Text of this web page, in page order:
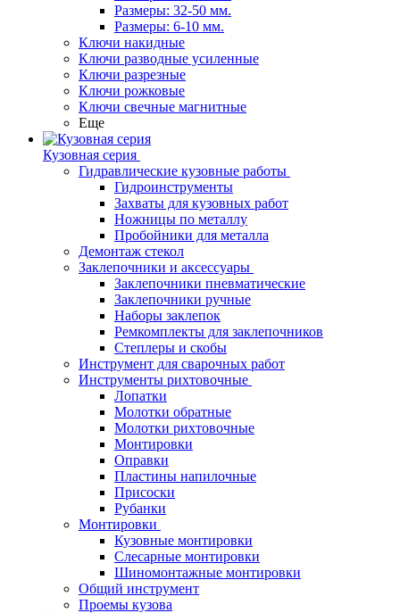
Размеры: 32-50 мм.
Размеры: 6-10 мм.
Ключи накидные
Ключи разводные усиленные
Ключи разрезные
Ключи рожковые
Ключи свечные магнитные
Еще
Кузовная серия
Гидравлические кузовные работы
Гидроинструменты
Захваты для кузовных работ
Ножницы по металлу
Пробойники для металла
Демонтаж стекол
Заклепочники и аксессуары
Заклепочники пневматические
Заклепочники ручные
Наборы заклепок
Ремкомплекты для заклепочников
Степлеры и скобы
Инструмент для сварочных работ
Инструменты рихтовочные
Лопатки
Молотки обратные
Молотки рихтовочные
Монтировки
Оправки
Пластины напилочные
Присоски
Рубанки
Монтировки
Кузовные монтировки
Слесарные монтировки
Шиномонтажные монтировки
Общий инструмент
Проемы кузова